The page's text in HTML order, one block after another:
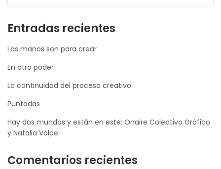
Entradas recientes
Las manos son para crear
En otro poder
La continuidad del proceso creativo
Puntadas
Hay dos mundos y están en este: Onaire Colectivo Gráfico
y Natalia Volpe
Comentarios recientes